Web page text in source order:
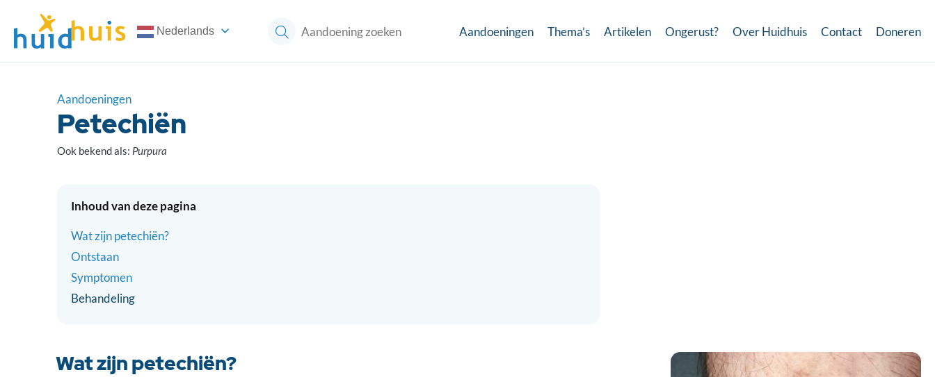
Nederlands Aandoeningen Thema’s Artikelen Ongerust? Over Huidhuis Contact Doneren
Inhoud van deze pagina
Wat zijn petechiën?
Ontstaan
Symptomen
Behandeling
Aandoeningen
Petechiën
Ook bekend als: Purpura
Wat zijn petechiën?